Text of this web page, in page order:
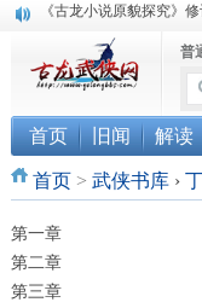
《古龙小说原貌探究》
顾雪衣《古龙武侠小说知
“武侠书库”查缺补漏活动
普
首页 旧闻 解读
首页> 武侠书库 ›
第一章
第二章
第三章